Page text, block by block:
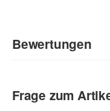
Bewertungen
Sie Anderen bei der
Frage zum